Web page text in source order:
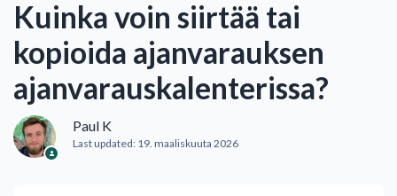
Kuinka voin siirtää tai
kopioida ajanvarauksen
ajanvarauskalenterissa?
Paul K
Last updated: 19. maaliskuuta 2026